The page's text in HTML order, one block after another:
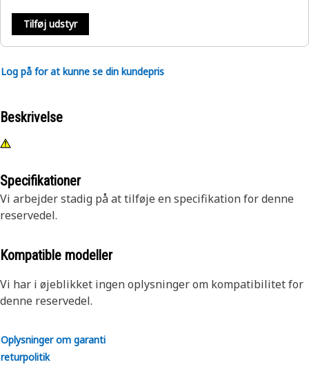
Tilføj udstyr
Log på for at kunne se din kundepris
Beskrivelse
Specifikationer
Vi arbejder stadig på at tilføje en specifikation for denne
reservedel.
Kompatible modeller
Vi har i øjeblikket ingen oplysninger om kompatibilitet for
denne reservedel.
Oplysninger om garanti
returpolitik